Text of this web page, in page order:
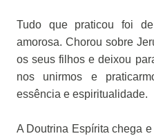
Tudo que praticou foi
amorosa. Chorou sobre
os seus filhos e deixou
nos unirmos e
essência e espiritualidade.
A Doutrina Espírita chega